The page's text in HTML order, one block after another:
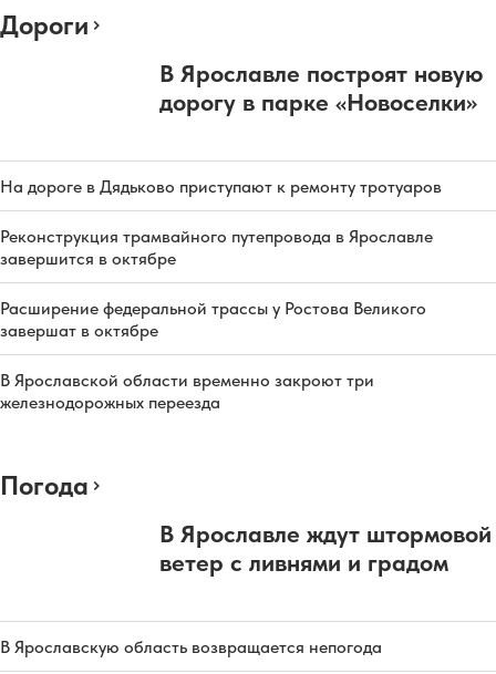
Дороги
В Ярославле построят новую
дорогу в парке «Новоселки»
На дороге в Дядьково приступают к ремонту тротуаров
Реконструкция трамвайного путепровода в Ярославле
завершится в октябре
Расширение федеральной трассы у Ростова Великого
завершат в октябре
В Ярославской области временно закроют три
железнодорожных переезда
Погода
В Ярославле ждут штормовой
ветер с ливнями и градом
В Ярославскую область возвращается непогода